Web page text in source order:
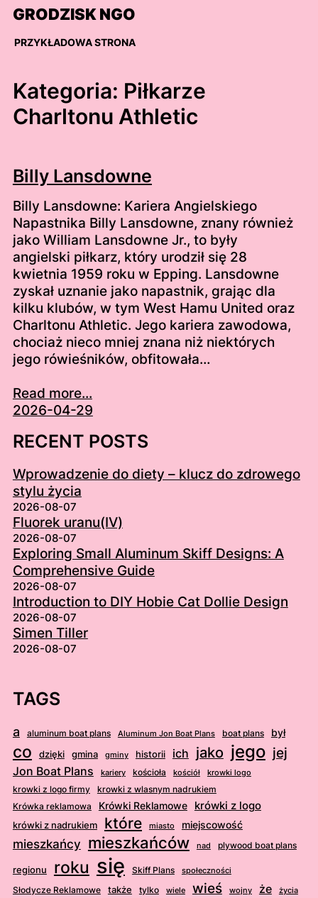
Skip
content
GRODZISK NGO
PRZYKŁADOWA STRONA
Kategoria: Piłkarze
Charltonu Athletic
Billy Lansdowne
Billy Lansdowne: Kariera Angielskiego
Napastnika Billy Lansdowne, znany również
jako William Lansdowne Jr., to były
angielski piłkarz, który urodził się 28
kwietnia 1959 roku w Epping. Lansdowne
zyskał uznanie jako napastnik, grając dla
kilku klubów, w tym West Hamu United oraz
Charltonu Athletic. Jego kariera zawodowa,
chociaż nieco mniej znana niż niektórych
jego rówieśników, obfitowała…
Read more...
2026-04-29
RECENT POSTS
Wprowadzenie do diety – klucz do zdrowego
stylu życia
2026-08-07
Fluorek uranu(IV)
2026-08-07
Exploring Small Aluminum Skiff Designs: A
Comprehensive Guide
2026-08-07
Introduction to DIY Hobie Cat Dollie Design
2026-08-07
Simen Tiller
2026-08-07
TAGS
a aluminum boat plans Aluminum Jon Boat Plans boat plans był
co dzięki gmina gminy historii ich jako jego jej
Jon Boat Plans kariery kościoła kościół krowki logo
krowki z logo firmy
krowki z wlasnym nadrukiem
Krówka reklamowa
Krówki Reklamowe krówki z logo
krówki z nadrukiem które miasto miejscowość
mieszkańcy mieszkańców nad plywood boat plans
regionu roku się Skiff Plans społeczności
Słodycze Reklamowe także tylko wiele wieś wojny że życia